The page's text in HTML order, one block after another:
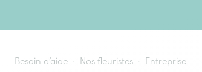
Besoin d’aide Nos fleuristes Entreprise